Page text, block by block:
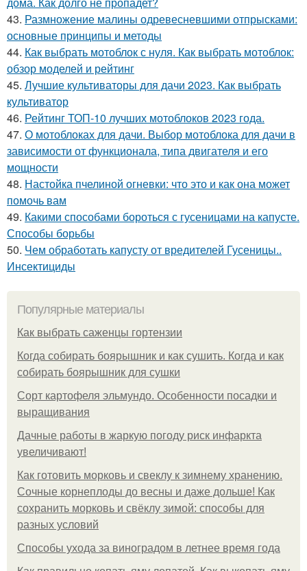
43. Размножение малины одревесневшими отпрысками:
основные принципы и методы
44. Как выбрать мотоблок с нуля. Как выбрать мотоблок:
обзор моделей и рейтинг
45. Лучшие культиваторы для дачи 2023. Как выбрать
культиватор
46. Рейтинг ТОП-10 лучших мотоблоков 2023 года.
47. О мотоблоках для дачи. Выбор мотоблока для дачи в
зависимости от функционала, типа двигателя и его
мощности
48. Настойка пчелиной огневки: что это и как она может
помочь вам
49. Какими способами бороться с гусеницами на капусте.
Способы борьбы
50. Чем обработать капусту от вредителей Гусеницы..
Инсектициды
Популярные материалы
Как выбрать саженцы гортензии
Когда собирать боярышник и как сушить. Когда и как
собирать боярышник для сушки
Сорт картофеля эльмундо. Особенности посадки и
выращивания
Дачные работы в жаркую погоду риск инфаркта
увеличивают!
Как готовить морковь и свеклу к зимнему хранению.
Сочные корнеплоды до весны и даже дольше! Как
сохранить морковь и свёклу зимой: способы для
разных условий
Способы ухода за виноградом в летнее время года